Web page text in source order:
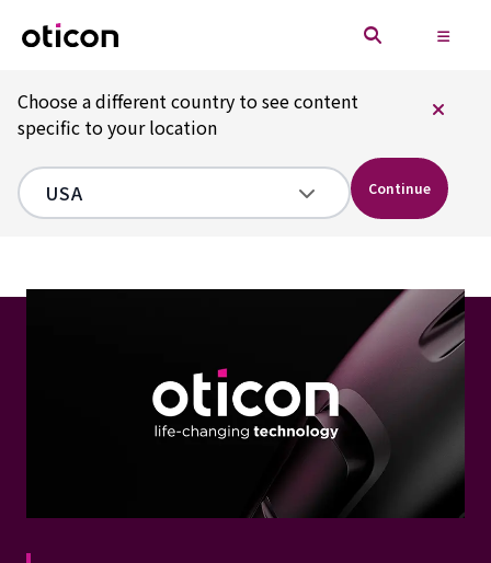
Choose a different country to see content
specific to your location
Continue